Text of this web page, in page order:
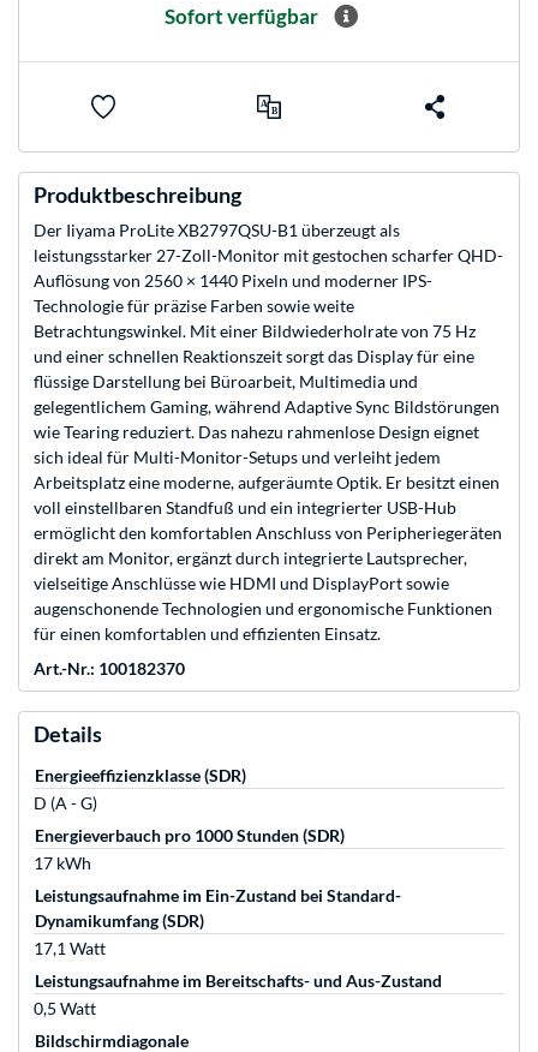
Sofort verfügbar
Produktbeschreibung
Der Iiyama ProLite XB2797QSU-B1 überzeugt als
leistungsstarker 27-Zoll-Monitor mit gestochen scharfer QHD-
Auflösung von 2560 × 1440 Pixeln und moderner IPS-
Technologie für präzise Farben sowie weite
Betrachtungswinkel. Mit einer Bildwiederholrate von 75 Hz
und einer schnellen Reaktionszeit sorgt das Display für eine
flüssige Darstellung bei Büroarbeit, Multimedia und
gelegentlichem Gaming, während Adaptive Sync Bildstörungen
wie Tearing reduziert. Das nahezu rahmenlose Design eignet
sich ideal für Multi-Monitor-Setups und verleiht jedem
Arbeitsplatz eine moderne, aufgeräumte Optik. Er besitzt einen
voll einstellbaren Standfuß und ein integrierter USB-Hub
ermöglicht den komfortablen Anschluss von Peripheriegeräten
direkt am Monitor, ergänzt durch integrierte Lautsprecher,
vielseitige Anschlüsse wie HDMI und DisplayPort sowie
augenschonende Technologien und ergonomische Funktionen
für einen komfortablen und effizienten Einsatz.
Art.-Nr.: 100182370
Details
Energieeffizienzklasse (SDR)
D (A - G)
Energieverbauch pro 1000 Stunden (SDR)
17 kWh
Leistungsaufnahme im Ein-Zustand bei Standard-
Dynamikumfang (SDR)
17,1 Watt
Leistungsaufnahme im Bereitschafts- und Aus-Zustand
0,5 Watt
Bildschirmdiagonale